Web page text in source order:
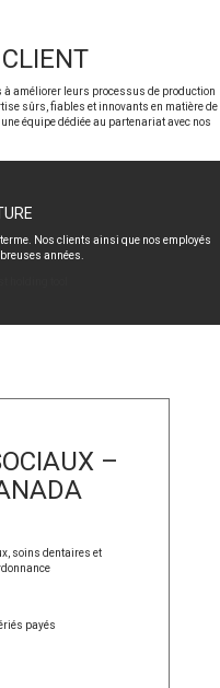
à améliorer leurs processus de production
sûrs, fiables et innovants en matière de
équipe dédiée au partenariat avec nos
Nos clients ainsi que nos employés
années.
–
soins dentaires et
payés